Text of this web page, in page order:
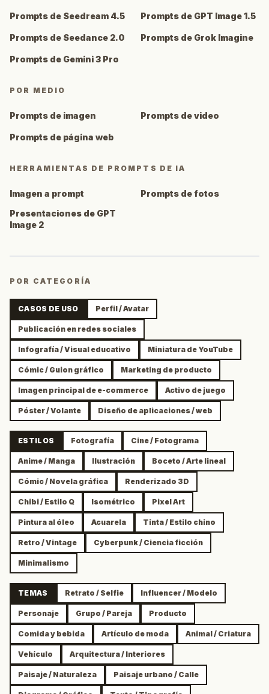
Prompts de Seedream 4.5 Prompts de GPT Image 1.5
Prompts de Seedance 2.0 Prompts de Grok Imagine
Prompts de Gemini 3 Pro
POR MEDIO
Prompts de imagen Prompts de video
Prompts de página web
HERRAMIENTAS DE PROMPTS DE IA
Imagen a prompt
Prompts de fotos
Presentaciones de GPT
Image 2
POR CATEGORÍA
CASOS DE USO Perfil / Avatar
Publicación en redes sociales
Infografía / Visual educativo Miniatura de YouTube
Cómic / Guion gráfico Marketing de producto
Imagen principal de e-commerce Activo de juego
Póster / Volante Diseño de aplicaciones / web
ESTILOS Fotografía Cine / Fotograma
Anime / Manga Ilustración Boceto / Arte lineal
Cómic / Novela gráfica Renderizado 3D
Chibi / Estilo Q Isométrico Pixel Art
Pintura al óleo Acuarela Tinta / Estilo chino
Retro / Vintage Cyberpunk / Ciencia ficción
Minimalismo
TEMAS Retrato / Selfie Influencer / Modelo
Personaje Grupo / Pareja Producto
Comida y bebida Artículo de moda Animal / Criatura
Vehículo Arquitectura / Interiores
Paisaje / Naturaleza Paisaje urbano / Calle